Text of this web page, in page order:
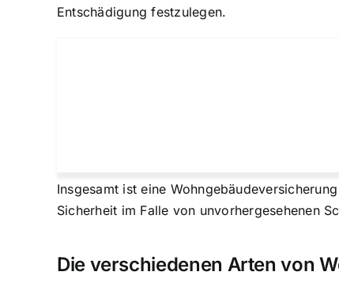
Entschädigung festzulegen.
Insgesamt ist eine
Sicherheit im Falle von unvorhergesehenen
Die verschiedenen Arten von